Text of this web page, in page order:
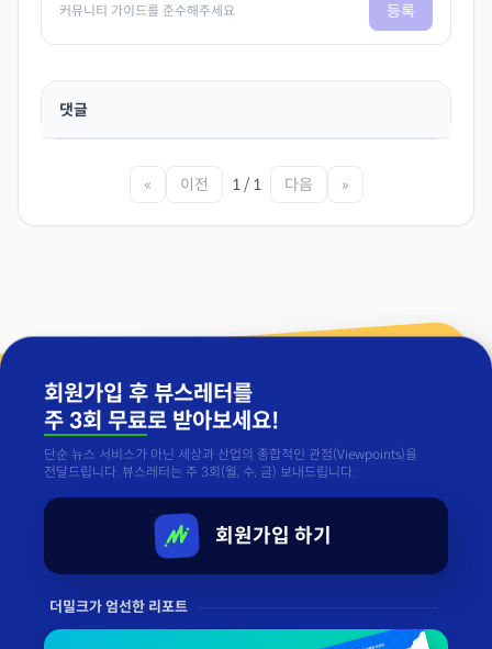
커뮤니티 가이드를 준수해주세요 등록
댓글
« 이전 1 / 1 다음 »
회원가입 후 뷰스레터를
주 3회 무료로 받아보세요!
단순 뉴스 서비스가 아닌 세상과 산업의 종합적인 관점(Viewpoints)을
전달드립니다. 뷰스레터는 주 3회(월, 수, 금) 보내드립니다.
회원가입 하기
더밀크가 엄선한 리포트